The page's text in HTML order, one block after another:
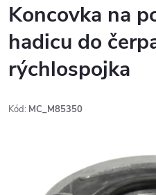
Koncovka na
hadicu do
rýchlospojka
Kód: MC_M85350